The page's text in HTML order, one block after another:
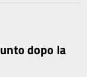
dopo la